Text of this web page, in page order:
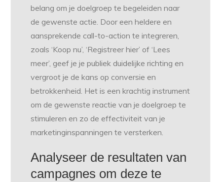
belang om je doelgroep te begeleiden naar
de gewenste actie. Door een heldere en
aansprekende call-to-action te integreren,
zoals ‘Koop nu’, ‘Registreer hier’ of ‘Lees
meer’, geef je je publiek duidelijke richting en
vergroot je de kans op conversie en
betrokkenheid. Het is een krachtig instrument
om de gewenste reactie van je doelgroep te
stimuleren en zo de effectiviteit van je
marketinginspanningen te versterken.
Analyseer de resultaten van
campagnes om deze te